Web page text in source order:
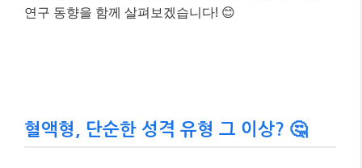
연구 동향을 함께 살펴보겠습니다! 😊
혈액형, 단순한 성격 유형 그 이상? 🤔